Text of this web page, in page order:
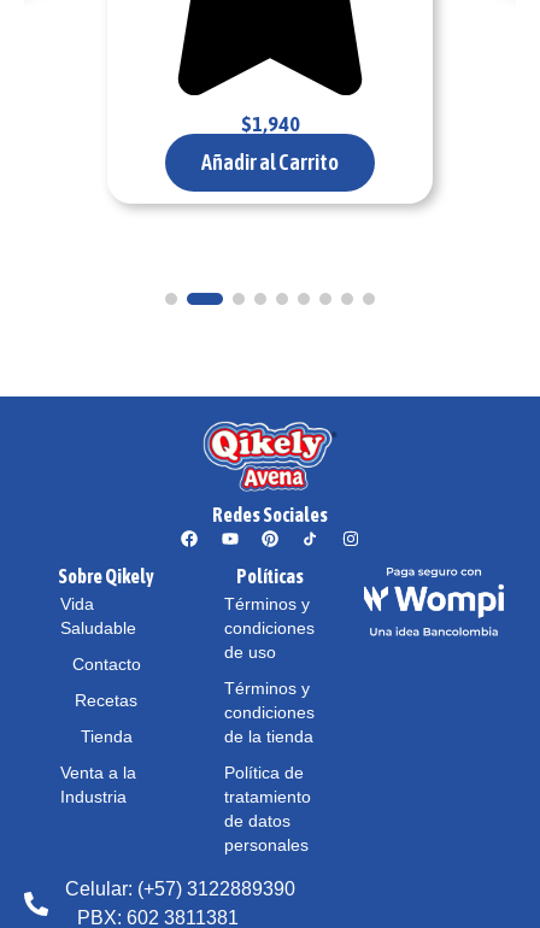
$1,940
Añadir al Carrito
Redes Sociales
Sobre Qikely
Vida
Saludable
Contacto
Recetas
Tienda
Venta a la
Industria
Políticas
Términos y
condiciones
de uso
Términos y
condiciones
de la tienda
Política de
tratamiento
de datos
personales
Celular: (+57) 3122889390
PBX: 602 3811381